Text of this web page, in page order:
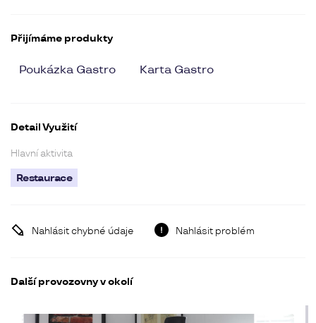
Přijímáme produkty
Poukázka Gastro Karta Gastro
Detail Využití
Hlavní aktivita
Restaurace
Nahlásit chybné údaje Nahlásit problém
Další provozovny v okolí